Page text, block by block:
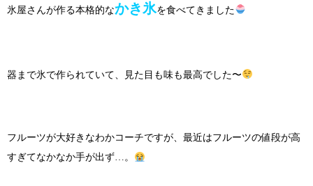
氷屋さんが作る本格的なかき氷を食べてきました
器まで氷で作られていて、見た目も味も最高でした〜
フルーツが大好きなわかコーチですが、最近はフルーツの値段が高
すぎてなかなか手が出ず…。